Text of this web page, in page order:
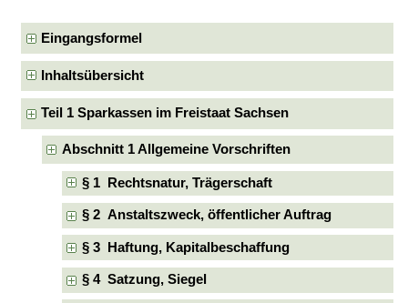
Eingangsformel
Inhaltsübersicht
Teil 1 Sparkassen im Freistaat Sachsen
Abschnitt 1 Allgemeine Vorschriften
§ 1 Rechtsnatur, Trägerschaft
§ 2 Anstaltszweck, öffentlicher Auftrag
§ 3 Haftung, Kapitalbeschaffung
§ 4 Satzung, Siegel